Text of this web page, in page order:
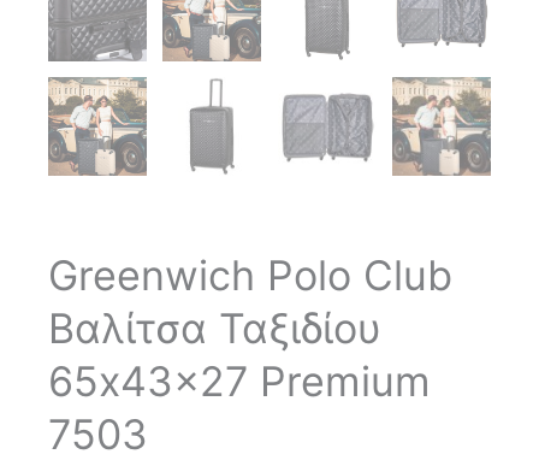
Greenwich Polo Club
Βαλίτσα Ταξιδίου
65x43x27 Premium
7503